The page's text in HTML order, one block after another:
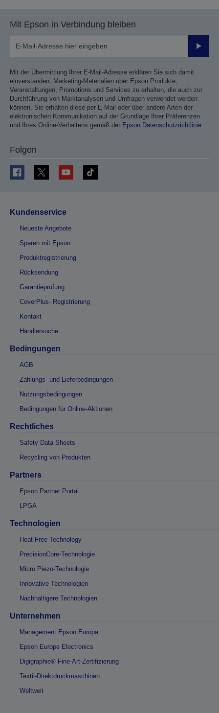
Mit Epson in Verbindung bleiben
Mit der Übermittlung Ihrer E-Mail-Adresse erklären Sie sich damit
einverstanden, Marketing-Materialien über Epson Produkte,
Veranstaltungen, Promotions und Services zu erhalten, die auch zur
Durchführung von Marktanalysen und Umfragen verwendet werden
können. Sie erhalten diese per E-Mail oder über andere Arten der
elektronischen Kommunikation auf der Grundlage Ihrer Präferenzen
und Ihres Online-Verhaltens gemäß der Epson Datenschutzrichtlinie
Folgen
Kundenservice
Neueste Angebote
Sparen mit Epson
Produktregistrierung
Rücksendung
Garantieprüfung
CoverPlus- Registrierung
Kontakt
Händlersuche
Bedingungen
AGB
Zahlungs- und Lieferbedingungen
Nutzungsbedingungen
Bedingungen für Online-Aktionen
Rechtliches
Safety Data Sheets
Recycling von Produkten
Partners
Epson Partner Portal
LPGA
Technologien
Heat-Free Technology
PrecisionCore-Technologie
Micro Piezo-Technologie
Innovative Technologien
Nachhaltigere Technologien
Unternehmen
Management Epson Europa
Epson Europe Electronics
Digigraphie® Fine-Art-Zertifizierung
Textil-Direktdruckmaschinen
Weltweit